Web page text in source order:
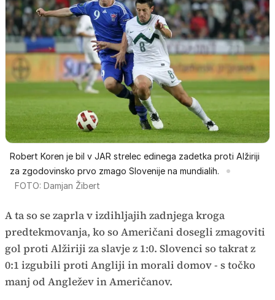
Robert Koren je bil v JAR strelec edinega zadetka proti Alžiriji
za zgodovinsko prvo zmago Slovenije na mundialih.
FOTO: Damjan Žibert
A ta so se zaprla v izdihljajih zadnjega kroga
predtekmovanja, ko so Američani dosegli zmagoviti
gol proti Alžiriji za slavje z 1:0. Slovenci so takrat z
0:1 izgubili proti Angliji in morali domov - s točko
manj od Angležev in Američanov.